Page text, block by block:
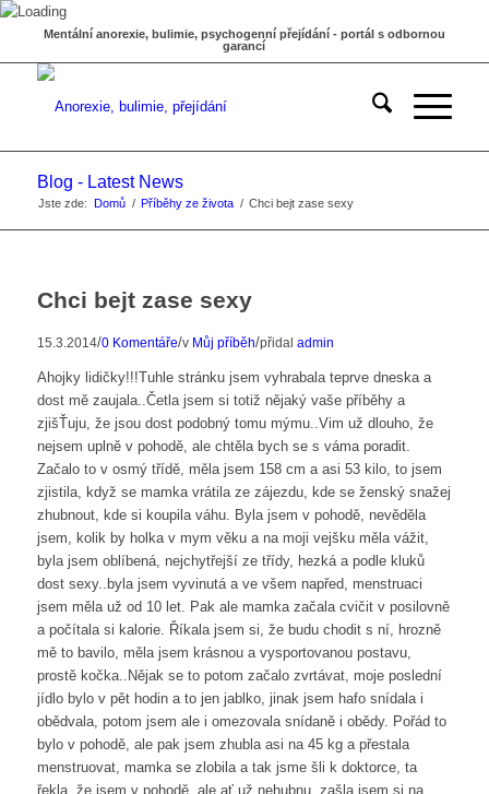
Mentální anorexie, bulimie, psychogenní přejídání - portál s odbornou
garancí
Blog - Latest News
Jste zde: Domů / Příběhy ze života / Chci bejt zase sexy
Chci bejt zase sexy
15.3.2014/0 Komentáře/v Můj příběh/přidal admin
Ahojky lidičky!!!Tuhle stránku jsem vyhrabala teprve dneska a
dost mě zaujala..Četla jsem si totiž nějaký vaše příběhy a
zjišŤuju, že jsou dost podobný tomu mýmu..Vim už dlouho, že
nejsem uplně v pohodě, ale chtěla bych se s váma poradit.
Začalo to v osmý třídě, měla jsem 158 cm a asi 53 kilo, to jsem
zjistila, když se mamka vrátila ze zájezdu, kde se ženský snažej
zhubnout, kde si koupila váhu. Byla jsem v pohodě, nevěděla
jsem, kolik by holka v mym věku a na moji vejšku měla vážit,
byla jsem oblíbená, nejchytřejší ze třídy, hezká a podle kluků
dost sexy..byla jsem vyvinutá a ve všem napřed, menstruaci
jsem měla už od 10 let. Pak ale mamka začala cvičit v posilovně
a počítala si kalorie. Říkala jsem si, že budu chodit s ní, hrozně
mě to bavilo, měla jsem krásnou a vysportovanou postavu,
prostě kočka..Nějak se to potom začalo zvrtávat, moje poslední
jídlo bylo v pět hodin a to jen jablko, jinak jsem hafo snídala i
obědvala, potom jsem ale i omezovala snídaně i obědy. Pořád to
bylo v pohodě, ale pak jsem zhubla asi na 45 kg a přestala
menstruovat, mamka se zlobila a tak jsme šli k doktorce, ta
řekla, že jsem v pohodě, ale ať už nehubnu, zašla jsem si na